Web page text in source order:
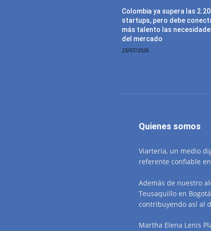
Colombia ya supera las
startups, pero debe
más talento las
del mercado
23/07/2026
Quienes somos
Viarteria, un medio
referente confiable
Además de nuestro
Teusaquillo en
contribuyendo así al
Martha Elena Lenis